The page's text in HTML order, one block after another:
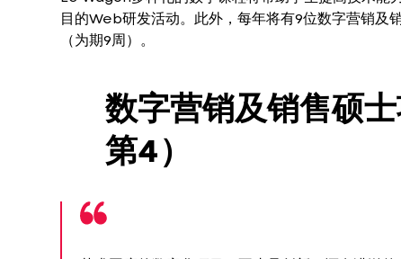
目的Web研发活动。此外，每年将有9位数字营销
（为期9周）。
数字营销及销售硕
第4）